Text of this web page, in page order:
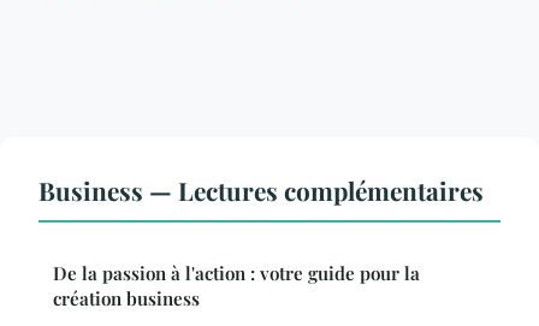
Business — Lectures complémentaires
De la passion à l'action : votre guide pour la
création business